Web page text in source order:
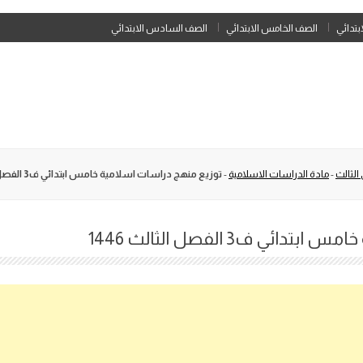
Skip
to
الصف الخامس الابتدائي الصف السادس الابتدائي
-مادة الدراسات الاسلامية -توزيع منهج دراسات اسلامية خامس ابتدائي ف3 الفصل الثالث 1446
ف3 الفصل الثالث 1446